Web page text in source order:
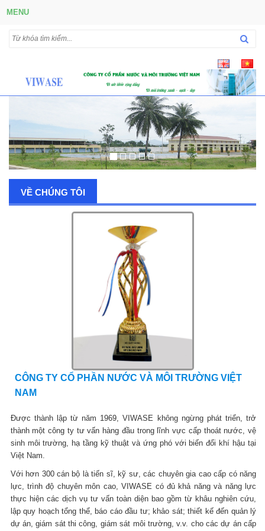
MENU
VỀ CHÚNG TÔI
CÔNG TY CỔ PHẦN NƯỚC VÀ MÔI TRƯỜNG VIỆT
NAM
Được thành lập từ năm 1969, VIWASE không ngừng phát triển, trở
thành một công ty tư vấn hàng đầu trong lĩnh vực cấp thoát nước, vệ
sinh môi trường, hạ tầng kỹ thuật và ứng phó với biến đổi khí hậu tại
Việt Nam.
Với hơn 300 cán bộ là tiến sĩ, kỹ sư, các chuyên gia cao cấp có năng
lực, trình độ chuyên môn cao, VIWASE có đủ khả năng và năng lực
thực hiện các dịch vụ tư vấn toàn diện bao gồm từ khâu nghiên cứu,
lập quy hoạch tổng thể, báo cáo đầu tư; khảo sát; thiết kế đến quản lý
dự án, giám sát thi công, giám sát môi trường, v.v. cho các dự án cấp